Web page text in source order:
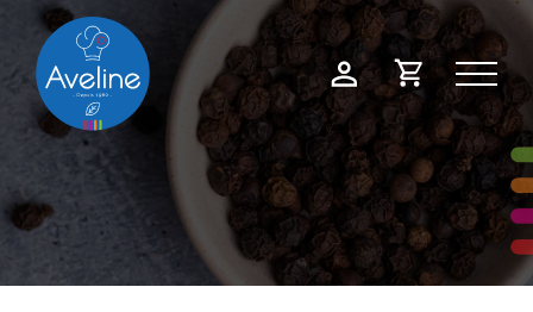
Mon
compte
Demande
de
devis
Panneau de gestion des cookies